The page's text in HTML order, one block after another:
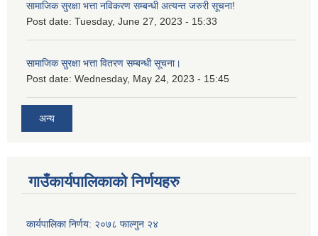
सामाजिक सुरक्षा भत्ता नविकरण सम्बन्धी अत्यन्त जरुरी सूचना!
Post date: Tuesday, June 27, 2023 - 15:33
सामाजिक सुरक्षा भत्ता वितरण सम्बन्धी सूचना।
Post date: Wednesday, May 24, 2023 - 15:45
अन्य
गाउँकार्यपालिकाको निर्णयहरु
कार्यपालिका निर्णय: २०७८ फाल्गुन २४